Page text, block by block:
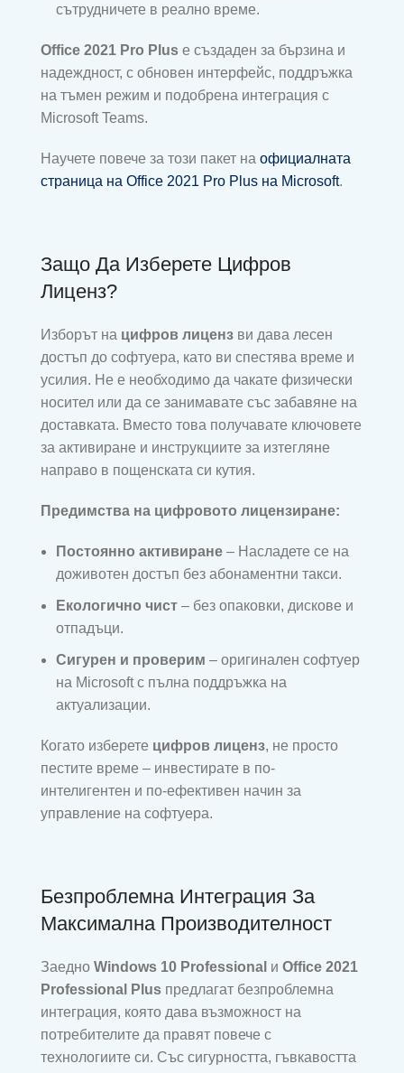
сътрудничете в реално време.
Office 2021 Pro Plus е създаден за бързина и
надеждност, с обновен интерфейс, поддръжка
на тъмен режим и подобрена интеграция с
Microsoft Teams.
Научете повече за този пакет на официалната
страница на Office 2021 Pro Plus на Microsoft.
Защо Да Изберете Цифров
Лиценз?
Изборът на цифров лиценз ви дава лесен
достъп до софтуера, като ви спестява време и
усилия. Не е необходимо да чакате физически
носител или да се занимавате със забавяне на
доставката. Вместо това получавате ключовете
за активиране и инструкциите за изтегляне
направо в пощенската си кутия.
Предимства на цифровото лицензиране:
Постоянно активиране – Насладете се на
доживотен достъп без абонаментни такси.
Екологично чист – без опаковки, дискове и
отпадъци.
Сигурен и проверим – оригинален софтуер
на Microsoft с пълна поддръжка на
актуализации.
Когато изберете цифров лиценз, не просто
пестите време – инвестирате в по-
интелигентен и по-ефективен начин за
управление на софтуера.
Безпроблемна Интеграция За
Максимална Производителност
Заедно Windows 10 Professional и Office 2021
Professional Plus предлагат безпроблемна
интеграция, която дава възможност на
потребителите да правят повече с
технологиите си. Със сигурността, гъвкавостта